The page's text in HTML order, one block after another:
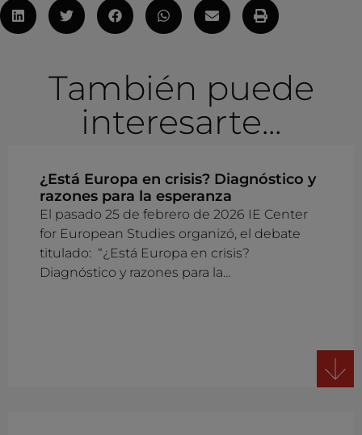
También puede
interesarte...
¿Está Europa en crisis? Diagnóstico y
razones para la esperanza
El pasado 25 de febrero de 2026 IE Center
for European Studies organizó, el debate
titulado: “¿Está Europa en crisis?
Diagnóstico y razones para la…